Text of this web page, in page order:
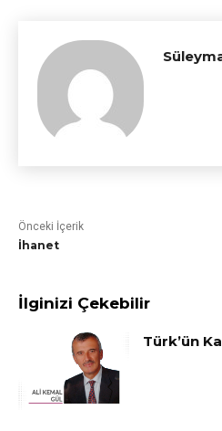
Önceki İçerik
İhanet
İlginizi Çekebilir
Türk’ün